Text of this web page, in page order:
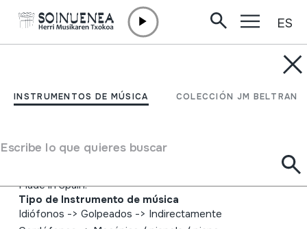
INSTRUMENTOS DE MÚSICA COLECCIÓN JM BELTRAN
Escribe lo que quieres buscar
ES
ORGANILLOA; PIANO
Autor
Vicente Llinares; Faventia; Barcelona; Marca Registrada;
Made in Spain.
Tipo de Instrumento de música
Idiófonos -> Golpeados -> Indirectamente